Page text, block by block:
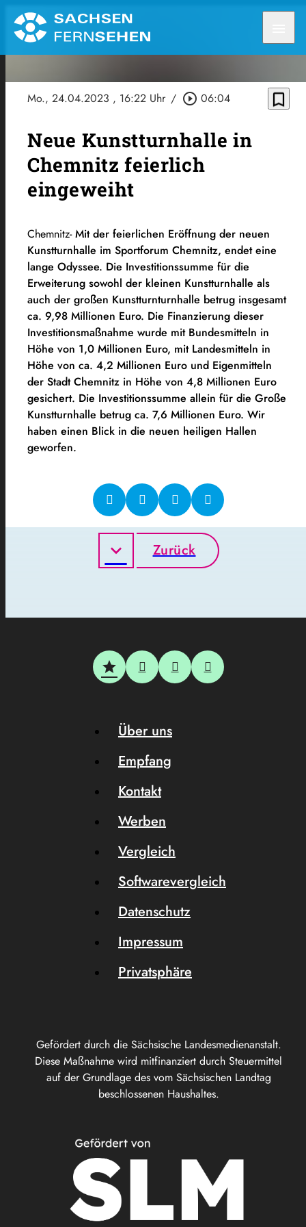
Mo., 24.04.2023 , 16:22 Uhr / play_circle_outline 06:04 bookmark_border
Neue Kunstturnhalle in
Chemnitz feierlich
eingeweiht
Chemnitz-Mit der feierlichen Eröffnung der neuen
Kunstturnhalle im Sportforum Chemnitz, endet eine
lange Odyssee. Die Investitionssumme für die
Erweiterung sowohl der kleinen Kunstturnhalle als
auch der großen Kunstturnturnhalle betrug insgesamt
ca. 9,98 Millionen Euro. Die Finanzierung dieser
Investitionsmaßnahme wurde mit Bundesmitteln in
Höhe von 1,0 Millionen Euro, mit Landesmitteln in
Höhe von ca. 4,2 Millionen Euro und Eigenmitteln
der Stadt Chemnitz in Höhe von 4,8 Millionen Euro
gesichert. Die Investitionssumme allein für die Große
Kunstturnhalle betrug ca. 7,6 Millionen Euro. Wir
haben einen Blick in die neuen heiligen Hallen
geworfen.
Zurück
Gefördert durch die Sächsische Landesmedienanstalt.
Diese Maßnahme wird mitfinanziert durch Steuermittel
auf der Grundlage des vom Sächsischen Landtag
beschlossenen Haushaltes.
Über uns
Empfang
Kontakt
Werben
Vergleich
Softwarevergleich
Datenschutz
Impressum
Privatsphäre